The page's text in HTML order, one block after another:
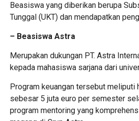
Beasiswa yang diberikan berupa
Tunggal (UKT) dan mendapatkan
– Beasiswa Astra
Merupakan dukungan PT. Astra
kepada mahasiswa sarjana dari
Program keuangan tersebut meliputi
sebesar 5 juta euro per semester
program mentoring yang